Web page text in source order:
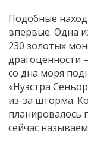
Подобные
впервые. Одна
230 золотых
драгоценности
со дна моря
«Нуэстра
из-за шторма.
планировалось
сейчас